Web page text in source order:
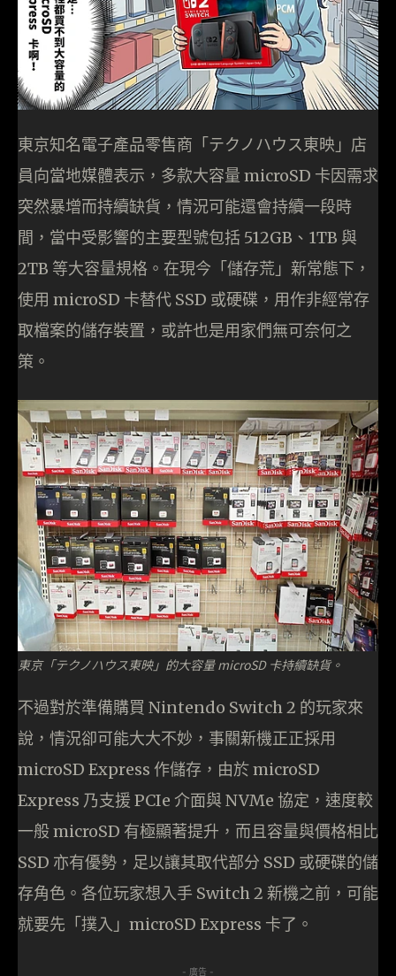
東京知名電子產品零售商「テクノハウス東映」店
員向當地媒體表示，多款大容量 microSD 卡因需求
突然暴增而持續缺貨，情況可能還會持續一段時
間，當中受影響的主要型號包括 512GB、1TB 與
2TB 等大容量規格。在現今「儲存荒」新常態下，
使用 microSD 卡替代 SSD 或硬碟，用作非經常存
取檔案的儲存裝置，或許也是用家們無可奈何之
策。
東京「テクノハウス東映」的大容量 microSD 卡持續缺貨。
不過對於準備購買 Nintendo Switch 2 的玩家來
說，情況卻可能大大不妙，事關新機正正採用
microSD Express 作儲存，由於 microSD
Express 乃支援 PCIe 介面與 NVMe 協定，速度較
一般 microSD 有極顯著提升，而且容量與價格相比
SSD 亦有優勢，足以讓其取代部分 SSD 或硬碟的儲
存角色。各位玩家想入手 Switch 2 新機之前，可能
就要先「撲入」microSD Express 卡了。
- 廣告 -